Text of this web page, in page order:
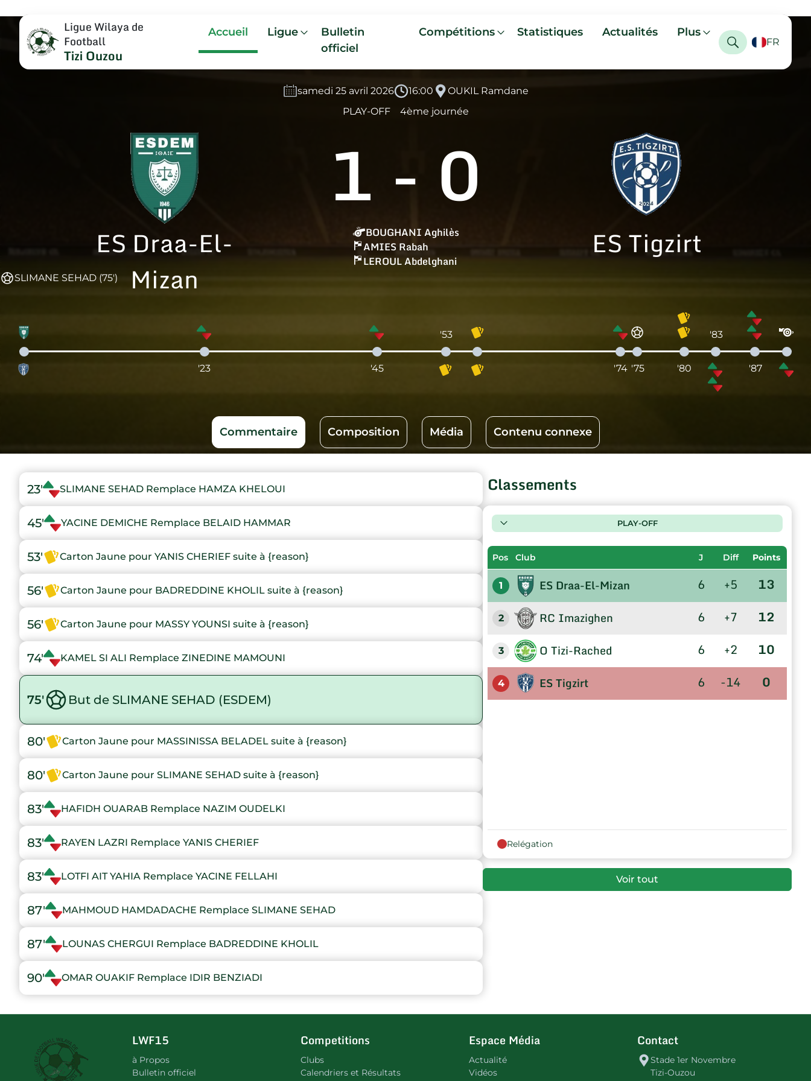
Ligue Wilaya de
Football
Tizi Ouzou
Accueil Ligue
Bulletin
officiel
Compétitions Statistiques Actualités Plus
FR
samedi 25 avril 2026 16:00
OUKIL Ramdane
PLAY-OFF
4ème journée
ES Draa-El-
Mizan
1 - 0
BOUGHANI Aghilès
AMIES Rabah
LEROUL Abdelghani
ES Tigzirt
SLIMANE SEHAD (75')
'23 '45
'53
'74 '75 '80
'83
'87
Commentaire Composition Média Contenu connexe
23' SLIMANE SEHAD Remplace HAMZA KHELOUI
45' YACINE DEMICHE Remplace BELAID HAMMAR
53' Carton Jaune pour YANIS CHERIEF suite à {reason}
56' Carton Jaune pour BADREDDINE KHOLIL suite à {reason}
56' Carton Jaune pour MASSY YOUNSI suite à {reason}
74' KAMEL SI ALI Remplace ZINEDINE MAMOUNI
75' But de SLIMANE SEHAD (ESDEM)
80' Carton Jaune pour MASSINISSA BELADEL suite à {reason}
80' Carton Jaune pour SLIMANE SEHAD suite à {reason}
83' HAFIDH OUARAB Remplace NAZIM OUDELKI
83' RAYEN LAZRI Remplace YANIS CHERIEF
83' LOTFI AIT YAHIA Remplace YACINE FELLAHI
87' MAHMOUD HAMDADACHE Remplace SLIMANE SEHAD
87' LOUNAS CHERGUI Remplace BADREDDINE KHOLIL
90' OMAR OUAKIF Remplace IDIR BENZIADI
Classements
PLAY-OFF
Pos Club J Diff Points
1 ES Draa-El-Mizan 6 +5 13
2 RC Imazighen 6 +7 12
3 O Tizi-Rached 6 +2 10
4 ES Tigzirt 6 -14 0
Relégation
Voir tout
LWF15
à Propos
Bulletin officiel
Competitions
Clubs
Calendriers et Résultats
Espace Média
Actualité
Vidéos
Contact
Stade 1er Novembre
Tizi-Ouzou